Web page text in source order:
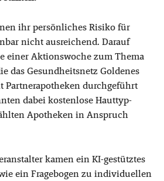
ihr persönliches Risiko für
nicht ausreichend. Darauf
einer Aktionswoche zum Thema
das Gesundheitsnetz Goldenes
Partnerapotheken durchgeführt
dabei kostenlose Hauttyp-
Apotheken in Anspruch
kamen ein KI-gestütztes
ein Fragebogen zu individuellen